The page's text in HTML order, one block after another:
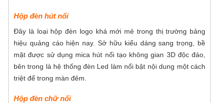
Hộp đèn hút nổi
Đây là loại hộp đèn logo khá mới mẻ trong thị trường bảng
hiệu quảng cáo hiện nay. Sở hữu kiểu dáng sang trọng, bề
mặt được sử dụng mica hút nổi tạo không gian 3D độc đáo,
bên trong là hệ thống đèn Led làm nổi bật nội dung một cách
triệt để trong màn đêm.
Hộp đèn chữ nổi